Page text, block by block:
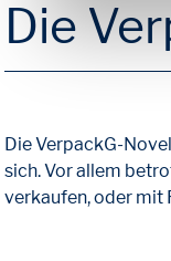
Die
Die VerpackG-
sich. Vor allem
verkaufen, oder mit